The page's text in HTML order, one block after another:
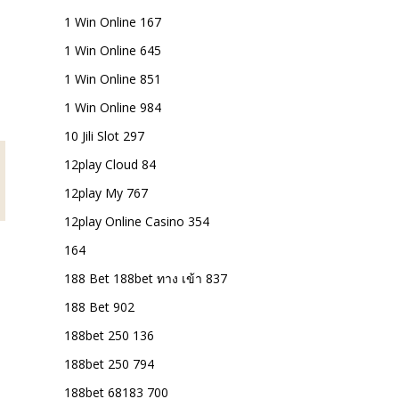
1 Win Online 167
1 Win Online 645
1 Win Online 851
1 Win Online 984
10 Jili Slot 297
12play Cloud 84
12play My 767
12play Online Casino 354
164
188 Bet 188bet ทาง เข้า 837
188 Bet 902
188bet 250 136
188bet 250 794
188bet 68183 700